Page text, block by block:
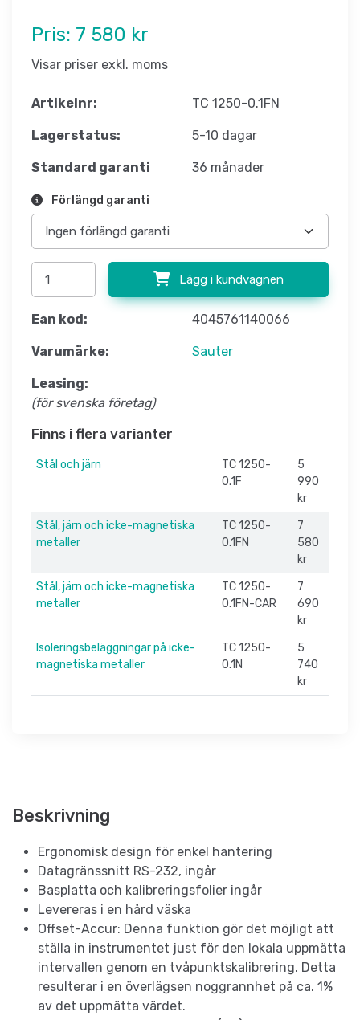
Pris: 7 580 kr
Visar priser exkl. moms
Artikelnr: TC 1250-0.1FN
Lagerstatus: 5-10 dagar
Standard garanti 36 månader
Förlängd garanti
Lägg i kundvagnen
Ean kod: 4045761140066
Varumärke: Sauter
Leasing:
(för svenska företag)
Finns i flera varianter
Stål och järn
TC 1250-
0.1F
5
990
kr
Stål, järn och icke-magnetiska
metaller
TC 1250-
0.1FN
7
580
kr
Stål, järn och icke-magnetiska
metaller
TC 1250-
0.1FN-CAR
7
690
kr
Isoleringsbeläggningar på icke-
magnetiska metaller
TC 1250-
0.1N
5
740
kr
Beskrivning
Ergonomisk design för enkel hantering
Datagränssnitt RS-232, ingår
Basplatta och kalibreringsfolier ingår
Levereras i en hård väska
Offset-Accur: Denna funktion gör det möjligt att
ställa in instrumentet just för den lokala uppmätta
intervallen genom en tvåpunktskalibrering. Detta
resulterar i en överlägsen noggrannhet på ca. 1%
av det uppmätta värdet.